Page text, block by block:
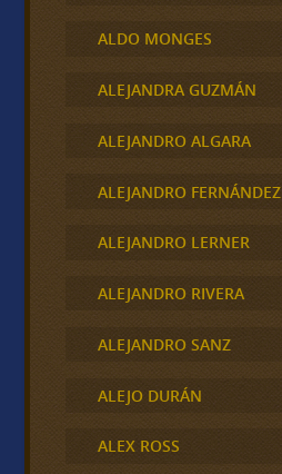
ALDO MONGES
ALEJANDRA GUZMÁN
ALEJANDRO ALGARA
ALEJANDRO FERNÁNDEZ
ALEJANDRO LERNER
ALEJANDRO RIVERA
ALEJANDRO SANZ
ALEJO DURÁN
ALEX ROSS